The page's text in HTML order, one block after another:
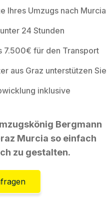
Ihres Umzugs nach Murcia
24 Stunden
7.500€ für den Transport
aus Graz unterstützen Sie
inklusive
Bergmann
Murcia so einfach
zu gestalten.